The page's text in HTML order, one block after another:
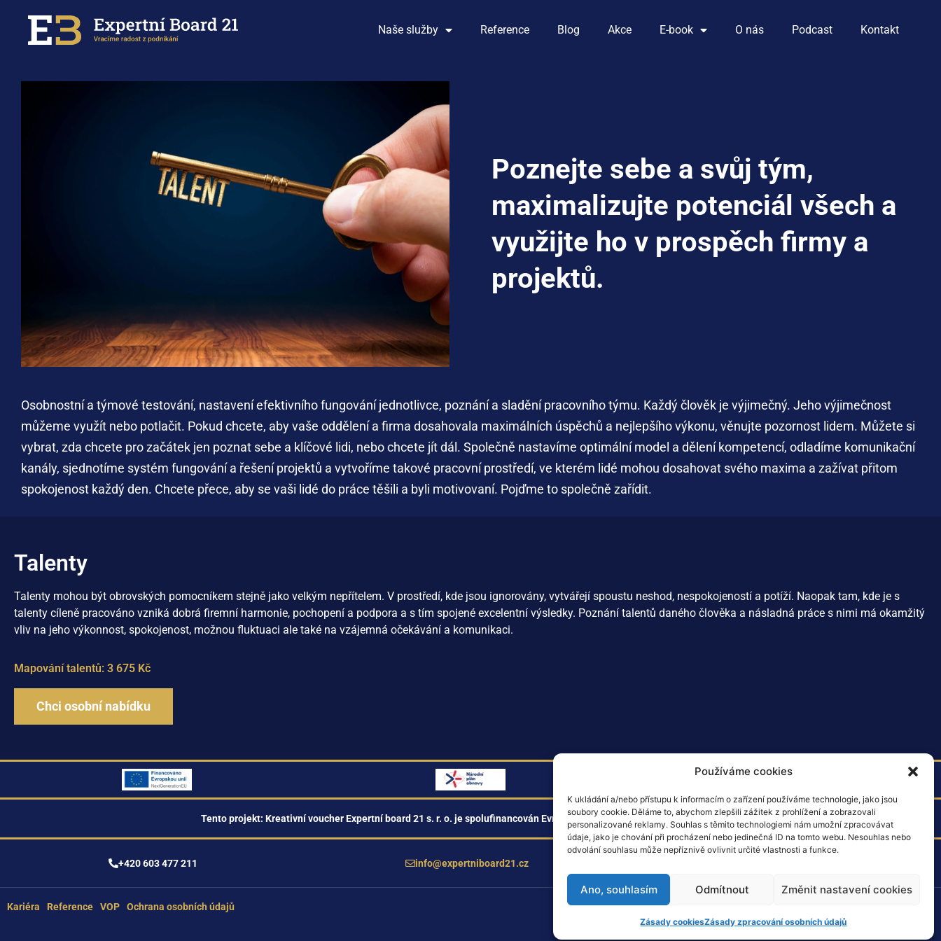
Používáme cookies
K ukládání a/nebo přístupu k informacím o zařízení používáme technologie, jako jsou
soubory cookie. Děláme to, abychom zlepšili zážitek z prohlížení a zobrazovali
personalizované reklamy. Souhlas s těmito technologiemi nám umožní zpracovávat
údaje, jako je chování při procházení nebo jedinečná ID na tomto webu. Nesouhlas nebo
odvolání souhlasu může nepříznivě ovlivnit určité vlastnosti a funkce.
Ano, souhlasím Odmítnout Změnit nastavení cookies
Zásady cookiesZásady zpracování osobních údajů
Naše služby Reference Blog Akce E-book O nás Podcast Kontakt
Poznejte sebe a svůj tým,
maximalizujte potenciál všech a
využijte ho v prospěch firmy a
projektů.
Osobnostní a týmové testování, nastavení efektivního fungování jednotlivce, poznání a sladění pracovního týmu. Každý člověk je výjimečný. Jeho výjimečnost
můžeme využít nebo potlačit. Pokud chcete, aby vaše oddělení a firma dosahovala maximálních úspěchů a nejlepšího výkonu, věnujte pozornost lidem. Můžete si
vybrat, zda chcete pro začátek jen poznat sebe a klíčové lidi, nebo chcete jít dál. Společně nastavíme optimální model a dělení kompetencí, odladíme komunikační
kanály, sjednotíme systém fungování a řešení projektů a vytvoříme takové pracovní prostředí, ve kterém lidé mohou dosahovat svého maxima a zažívat přitom
spokojenost každý den. Chcete přece, aby se vaši lidé do práce těšili a byli motivovaní. Pojďme to společně zařídit.
Talenty
Talenty mohou být obrovských pomocníkem stejně jako velkým nepřítelem. V prostředí, kde jsou ignorovány, vytvářejí spoustu neshod, nespokojeností a potíží. Naopak tam, kde je s
talenty cíleně pracováno vzniká dobrá firemní harmonie, pochopení a podpora a s tím spojené excelentní výsledky. Poznání talentů daného člověka a násladná práce s nimi má okamžitý
vliv na jeho výkonnost, spokojenost, možnou fluktuaci ale také na vzájemná očekávání a komunikaci.
Mapování talentů: 3 675 Kč
Chci osobní nabídku
Tento projekt: Kreativní voucher Expertní board 21 s. r. o. je spolufinancován Evropskou unií z fondu Next Generation EU.
+420 603 477 211 info@expertniboard21.cz
Kariéra Reference VOP Ochrana osobních údajů